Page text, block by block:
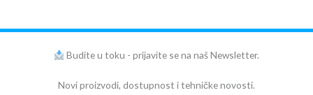
Budite u toku - prijavite se na naš Newsletter.
Novi proizvodi, dostupnost i tehničke novosti.